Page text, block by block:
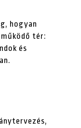
hogyan
tér:
és